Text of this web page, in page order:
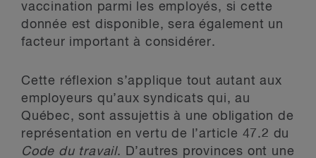
vaccination parmi les employés, si cette
donnée est disponible, sera également un
facteur important à considérer.
Cette réflexion s’applique tout autant aux
employeurs qu’aux syndicats qui, au
Québec, sont assujettis à une obligation de
représentation en vertu de l’article 47.2 du
Code du travail. D’autres provinces ont une